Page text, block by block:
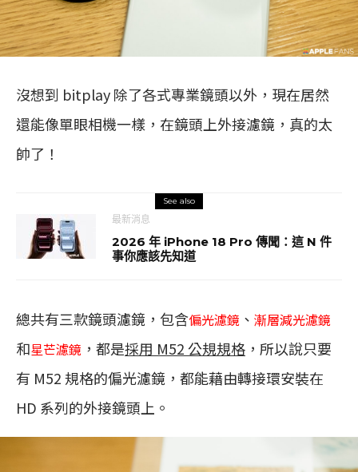
沒想到 bitplay 除了各式專業鏡頭以外，現在居然
還能像單眼相機一樣，在鏡頭上外接濾鏡，真的太
帥了！
See also
最新消息
2026 年 iPhone 18 Pro 傳聞：這 N 件
事你應該先知道
總共有三款鏡頭濾鏡，包含偏光濾鏡 、 漸層減光濾鏡
和星芒濾鏡 ，都是採用 M52 公規規格 ，所以說只要
有 M52 規格的偏光濾鏡，都能藉由轉接環安裝在
HD 系列的外接鏡頭上。